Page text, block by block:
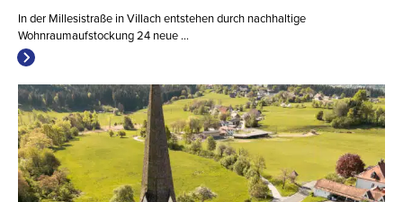
In der Millesistraße in Villach entstehen durch nachhaltige
Wohnraumaufstockung 24 neue ...